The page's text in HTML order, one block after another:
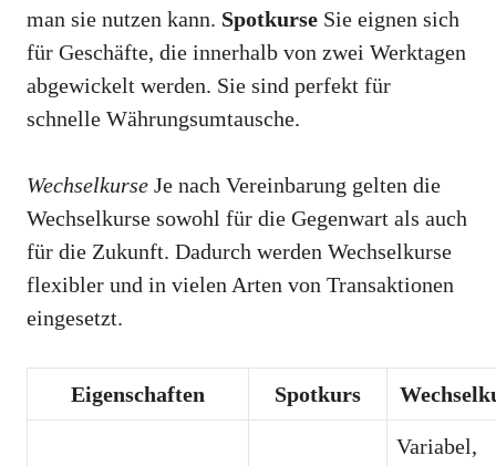
man sie nutzen kann. Spotkurse Sie eignen sich
für Geschäfte, die innerhalb von zwei Werktagen
abgewickelt werden. Sie sind perfekt für
schnelle Währungsumtausche.
Wechselkurse Je nach Vereinbarung gelten die
Wechselkurse sowohl für die Gegenwart als auch
für die Zukunft. Dadurch werden Wechselkurse
flexibler und in vielen Arten von Transaktionen
eingesetzt.
Eigenschaften Spotkurs
Variabel,